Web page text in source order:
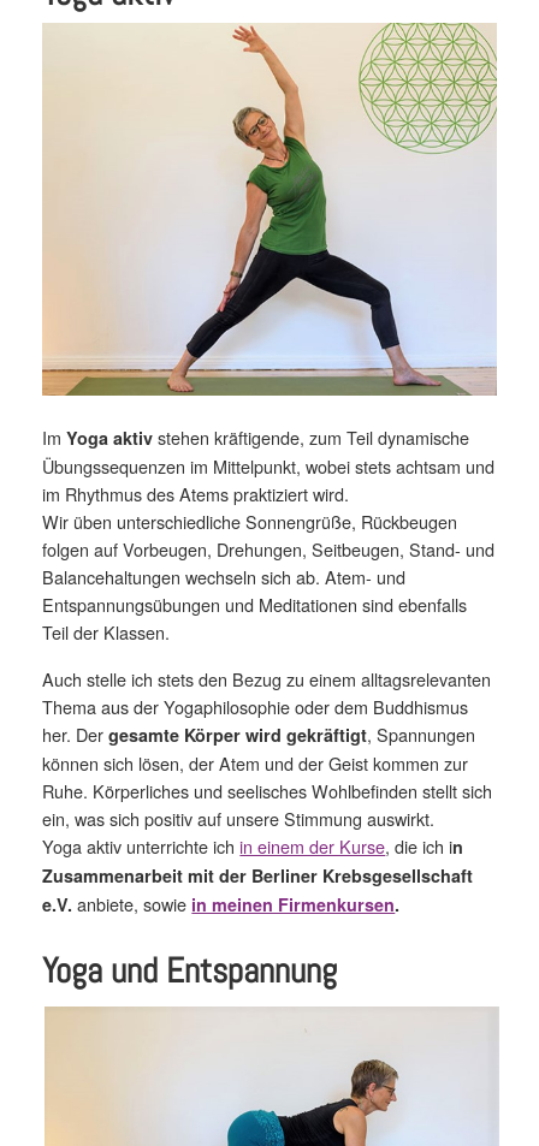
ImYoga aktiv stehen kräftigende, zum Teil dynamische
Übungssequenzen im Mittelpunkt, wobei stets achtsam und
im Rhythmus des Atems praktiziert wird.
Wir üben unterschiedliche Sonnengrüße, Rückbeugen
folgen auf Vorbeugen, Drehungen, Seitbeugen, Stand- und
Balancehaltungen wechseln sich ab. Atem- und
Entspannungsübungen und Meditationen sind ebenfalls
Teil der Klassen.
Auch stelle ich stets den Bezug zu einem alltagsrelevanten
Thema aus der Yogaphilosophie oder dem Buddhismus
her. Dergesamte Körper wird gekräftigt, Spannungen
können sich lösen, der Atem und der Geist kommen zur
Ruhe. Körperliches und seelisches Wohlbefinden stellt sich
ein, was sich positiv auf unsere Stimmung auswirkt.
Yoga aktiv unterrichte ichin einem der Kurse, die ich in
Zusammenarbeit mit der Berliner Krebsgesellschaft
e.V. anbiete, sowie in meinen Firmenkursen.
Yoga und Entspannung